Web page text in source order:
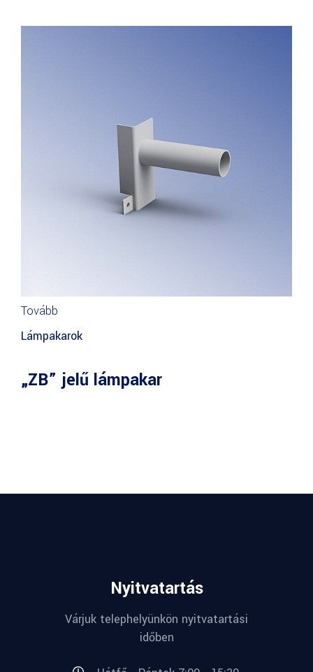
Tovább
Lámpakarok
„ZB” jelű lámpakar
Nyitvatartás
Várjuk telephelyünkön nyitvatartási
időben